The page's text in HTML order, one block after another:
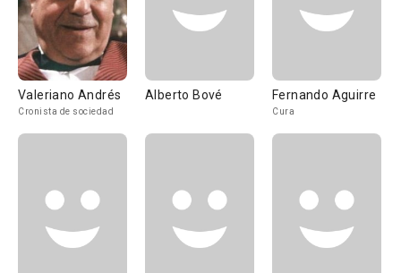
Valeriano Andrés
Cronista de sociedad
Alberto Bové Fernando Aguirre
Cura